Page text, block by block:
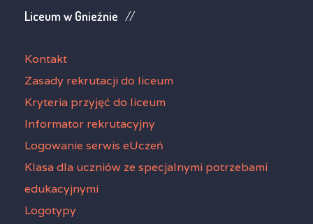
Liceum w Gnieźnie
Kontakt
Zasady rekrutacji do liceum
Kryteria przyjęć do liceum
Informator rekrutacyjny
Logowanie serwis eUczeń
Klasa dla uczniów ze specjalnymi potrzebami
edukacyjnymi
Logotypy